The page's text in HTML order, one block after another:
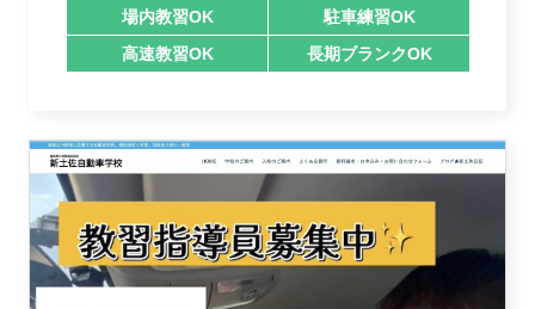
運営会社
場内教習OK
駐車練習OK
高速教習OK
長期ブランクOK